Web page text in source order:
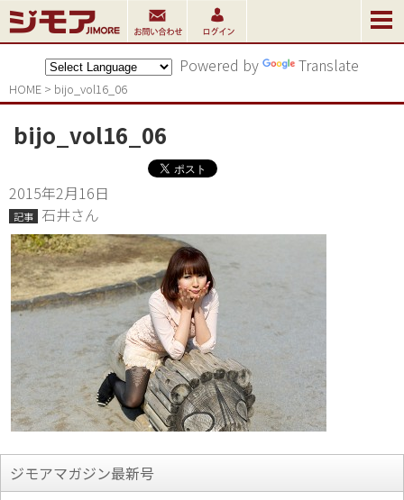
Powered by Translate
HOME > bijo_vol16_06
bijo_vol16_06
2015年2月16日
記事 石井さん
ジモアマガジン最新号